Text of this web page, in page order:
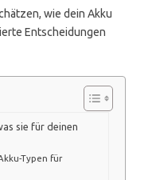
wie dein Akku
Entscheidungen
sie für deinen
Typen für